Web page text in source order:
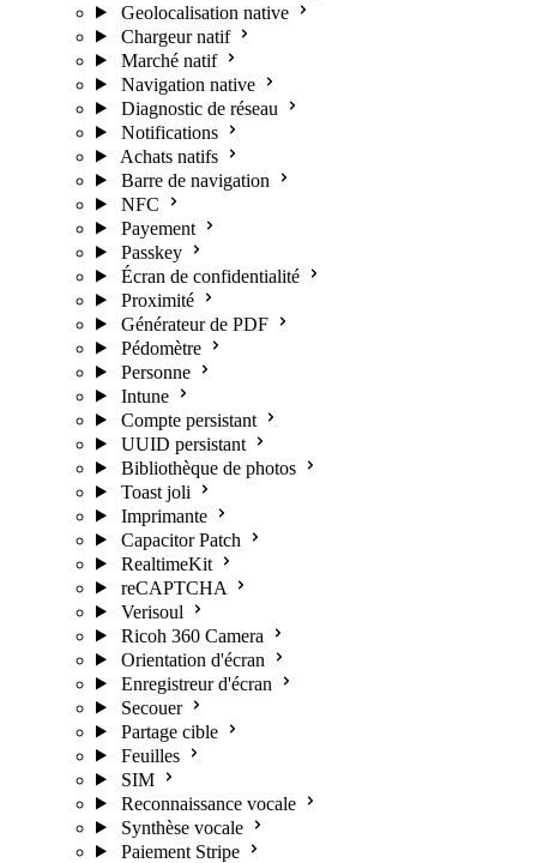
Geolocalisation native
Chargeur natif
Marché natif
Navigation native
Diagnostic de réseau
Notifications
Achats natifs
Barre de navigation
NFC
Payement
Passkey
Écran de confidentialité
Proximité
Générateur de PDF
Pédomètre
Personne
Intune
Compte persistant
UUID persistant
Bibliothèque de photos
Toast joli
Imprimante
Capacitor Patch
RealtimeKit
reCAPTCHA
Verisoul
Ricoh 360 Camera
Orientation d'écran
Enregistreur d'écran
Secouer
Partage cible
Feuilles
SIM
Reconnaissance vocale
Synthèse vocale
Paiement Stripe